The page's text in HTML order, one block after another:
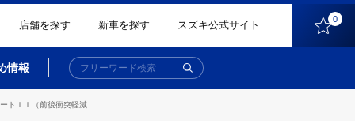
店舗を探す 新車を探す スズキ公式サイト 0
情報
ＩＩ（前後衝突軽減 ...